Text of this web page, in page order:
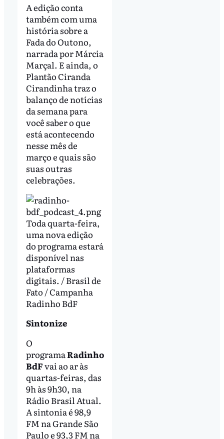
A edição conta
também com uma
história sobre a
Fada do Outono,
narrada por Márcia
Marçal. E ainda, o
Plantão Ciranda
Cirandinha traz o
balanço de notícias
da semana para
você saber o que
está acontecendo
nesse mês de
março e quais são
suas outras
celebrações.
Toda quarta-feira,
uma nova edição
do programa estará
disponível nas
plataformas
digitais. / Brasil de
Fato / Campanha
Radinho BdF
Sintonize
O
programaRadinho
BdFvai ao ar às
quartas-feiras, das
9h às 9h30, na
Rádio Brasil Atual.
A sintonia é 98,9
FM na Grande São
Paulo e 93,3 FM na